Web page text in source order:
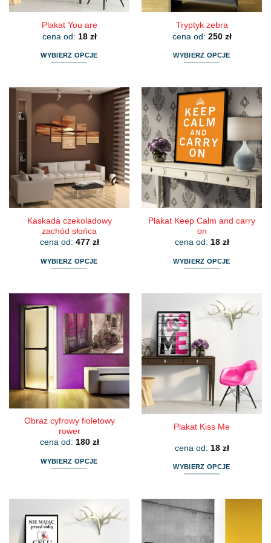
Plakat You are
cena od: 18 zł
WYBIERZ OPCJE
ma
wiele
wariantów.
Opcje
można
wybrać
na
stronie
produktu
Tryptyk zebra
cena od: 250 zł
WYBIERZ OPCJE
ma
wiele
wariantów.
Opcje
można
wybrać
na
stronie
produktu
Kaskada czekoladowy
zachód słońca
cena od: 477 zł
WYBIERZ OPCJE
ma
wiele
wariantów.
Opcje
można
wybrać
stronie
produktu
Plakat Keep Calm and carry
on
cena od: 18 zł
WYBIERZ OPCJE
wiele
wariantów.
Opcje
można
wybrać
na
stronie
produktu
Obraz cyfrowy fioletowy
rower
cena od: 180 zł
WYBIERZ OPCJE
ma
wiele
wariantów.
Plakat Kiss Me
cena od: 18 zł
WYBIERZ OPCJE
ma
wiele
wariantów.